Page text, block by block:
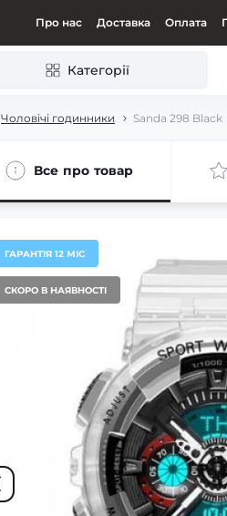
Про нас Доставка Оплата
Категорії
Чоловічі годинники Sanda 298 Black
Все про товар
ГАРАНТІЯ 12 МІС
СКОРО В НАЯВНОСТІ